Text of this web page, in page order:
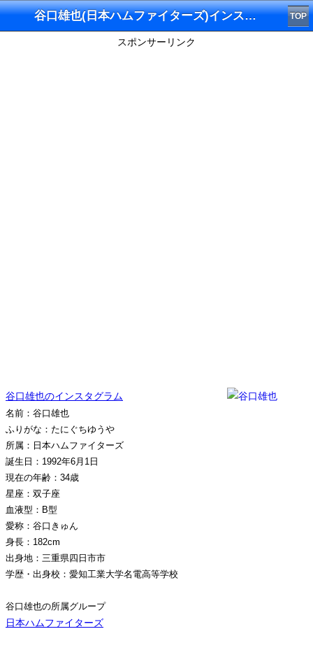
谷口雄也(日本ハムファイターズ)インスタグラム TOP
スポンサーリンク
谷口雄也のインスタグラム
名前：谷口雄也
ふりがな：たにぐちゆうや
所属：日本ハムファイターズ
誕生日：1992年6月1日
現在の年齢：34歳
星座：双子座
血液型：B型
愛称：谷口きゅん
身長：182cm
出身地：三重県四日市市
学歴・出身校：愛知工業大学名電高等学校
谷口雄也の所属グループ
日本ハムファイターズ